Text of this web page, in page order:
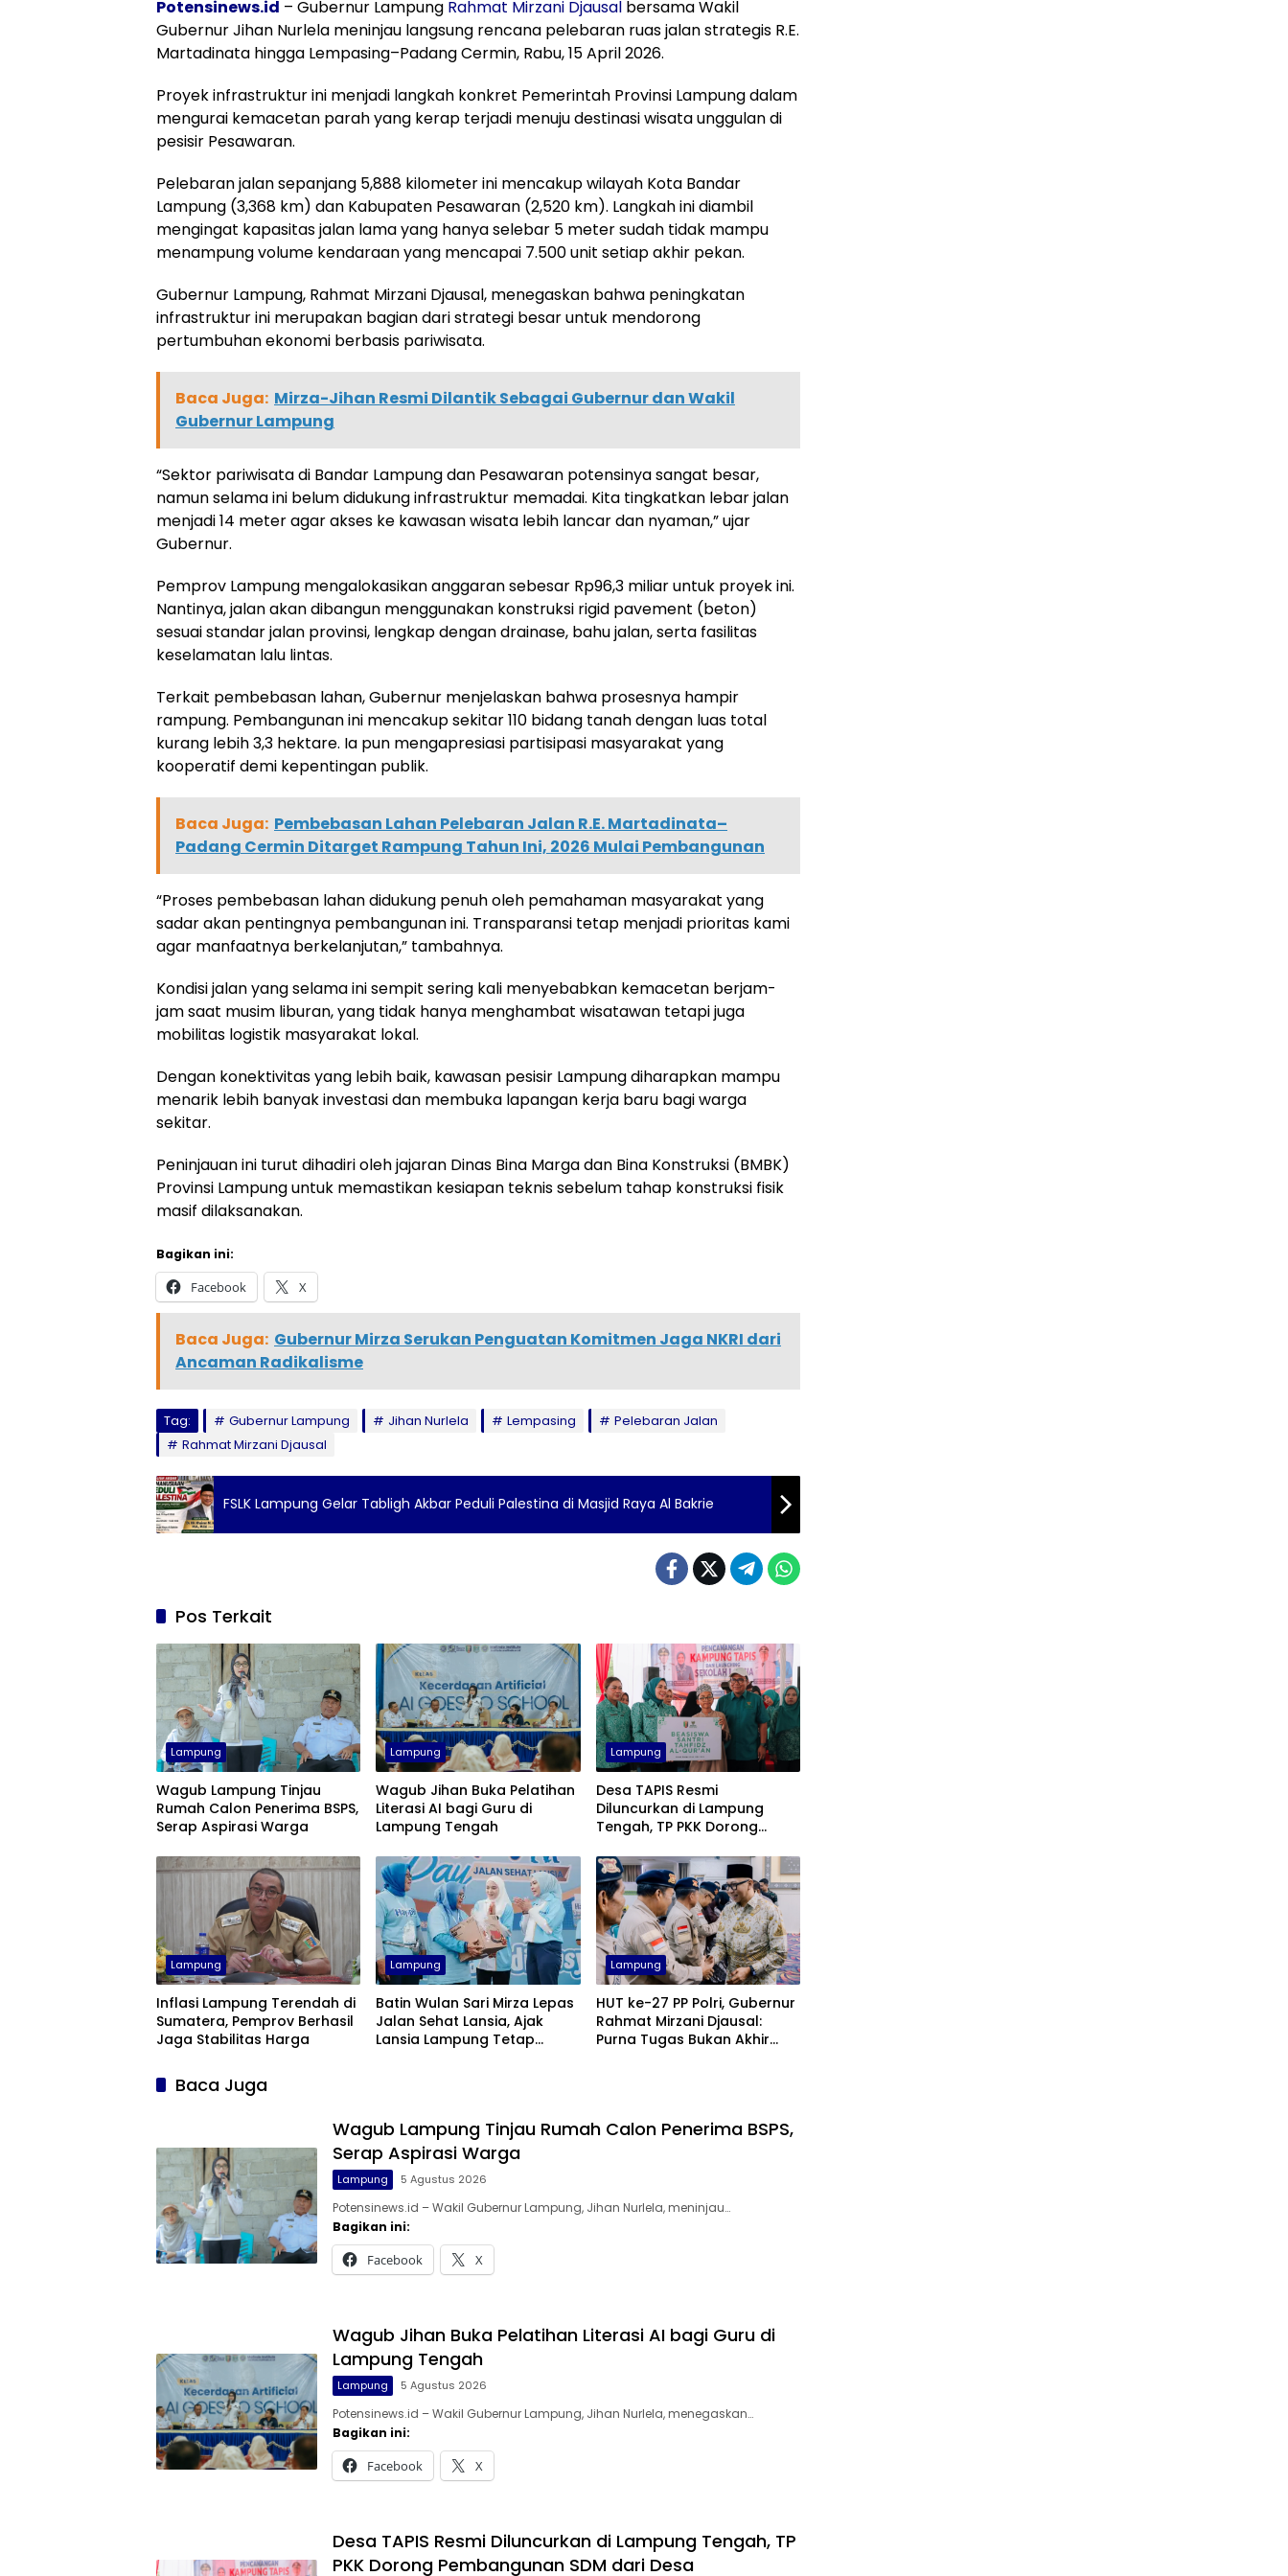
Potensinews.id – Gubernur Lampung Rahmat Mirzani Djausal bersama Wakil
Gubernur Jihan Nurlela meninjau langsung rencana pelebaran ruas jalan strategis R.E.
Martadinata hingga Lempasing–Padang Cermin, Rabu, 15 April 2026.
Proyek infrastruktur ini menjadi langkah konkret Pemerintah Provinsi Lampung dalam
mengurai kemacetan parah yang kerap terjadi menuju destinasi wisata unggulan di
pesisir Pesawaran.
Pelebaran jalan sepanjang 5,888 kilometer ini mencakup wilayah Kota Bandar
Lampung (3,368 km) dan Kabupaten Pesawaran (2,520 km). Langkah ini diambil
mengingat kapasitas jalan lama yang hanya selebar 5 meter sudah tidak mampu
menampung volume kendaraan yang mencapai 7.500 unit setiap akhir pekan.
Gubernur Lampung, Rahmat Mirzani Djausal, menegaskan bahwa peningkatan
infrastruktur ini merupakan bagian dari strategi besar untuk mendorong
pertumbuhan ekonomi berbasis pariwisata.
Baca Juga: Mirza-Jihan Resmi Dilantik Sebagai Gubernur dan Wakil
Gubernur Lampung
“Sektor pariwisata di Bandar Lampung dan Pesawaran potensinya sangat besar,
namun selama ini belum didukung infrastruktur memadai. Kita tingkatkan lebar jalan
menjadi 14 meter agar akses ke kawasan wisata lebih lancar dan nyaman,” ujar
Gubernur.
Pemprov Lampung mengalokasikan anggaran sebesar Rp96,3 miliar untuk proyek ini.
Nantinya, jalan akan dibangun menggunakan konstruksi rigid pavement (beton)
sesuai standar jalan provinsi, lengkap dengan drainase, bahu jalan, serta fasilitas
keselamatan lalu lintas.
Terkait pembebasan lahan, Gubernur menjelaskan bahwa prosesnya hampir
rampung. Pembangunan ini mencakup sekitar 110 bidang tanah dengan luas total
kurang lebih 3,3 hektare. Ia pun mengapresiasi partisipasi masyarakat yang
kooperatif demi kepentingan publik.
Baca Juga: Pembebasan Lahan Pelebaran Jalan R.E. Martadinata–
Padang Cermin Ditarget Rampung Tahun Ini, 2026 Mulai Pembangunan
“Proses pembebasan lahan didukung penuh oleh pemahaman masyarakat yang
sadar akan pentingnya pembangunan ini. Transparansi tetap menjadi prioritas kami
agar manfaatnya berkelanjutan,” tambahnya.
Kondisi jalan yang selama ini sempit sering kali menyebabkan kemacetan berjam-
jam saat musim liburan, yang tidak hanya menghambat wisatawan tetapi juga
mobilitas logistik masyarakat lokal.
Dengan konektivitas yang lebih baik, kawasan pesisir Lampung diharapkan mampu
menarik lebih banyak investasi dan membuka lapangan kerja baru bagi warga
sekitar.
Peninjauan ini turut dihadiri oleh jajaran Dinas Bina Marga dan Bina Konstruksi (BMBK)
Provinsi Lampung untuk memastikan kesiapan teknis sebelum tahap konstruksi fisik
masif dilaksanakan.
Bagikan ini:
Facebook X
Baca Juga: Gubernur Mirza Serukan Penguatan Komitmen Jaga NKRI dari
Ancaman Radikalisme
Tag: Gubernur Lampung Jihan Nurlela Lempasing
Pelebaran Jalan
Rahmat Mirzani Djausal
FSLK Lampung Gelar Tabligh Akbar Peduli Palestina di Masjid Raya Al Bakrie
Pos Terkait
Lampung
Wagub Lampung Tinjau
Rumah Calon Penerima BSPS,
Serap Aspirasi Warga
Lampung
Wagub Jihan Buka Pelatihan
Literasi AI bagi Guru di
Lampung Tengah
Lampung
Desa TAPIS Resmi
Diluncurkan di Lampung
Tengah, TP PKK Dorong
Desa
Lampung
Inflasi Lampung Terendah di
Sumatera, Pemprov Berhasil
Jaga Stabilitas Harga
Lampung
Batin Wulan Sari Mirza Lepas
Jalan Sehat Lansia, Ajak
Lansia Lampung Tetap
Lampung
HUT ke-27 PP Polri, Gubernur
Rahmat Mirzani Djausal:
Purna Tugas Bukan Akhir
Baca Juga
Wagub Lampung Tinjau Rumah Calon Penerima BSPS,
Serap Aspirasi Warga
Lampung 5 Agustus 2026
Potensinews.id – Wakil Gubernur Lampung, Jihan Nurlela, meninjau…
Bagikan ini:
Facebook X
Wagub Jihan Buka Pelatihan Literasi AI bagi Guru di
Lampung Tengah
Lampung 5 Agustus 2026
Potensinews.id – Wakil Gubernur Lampung, Jihan Nurlela, menegaskan…
Bagikan ini:
Facebook X
Desa TAPIS Resmi Diluncurkan di Lampung Tengah, TP
PKK Dorong Pembangunan SDM dari Desa